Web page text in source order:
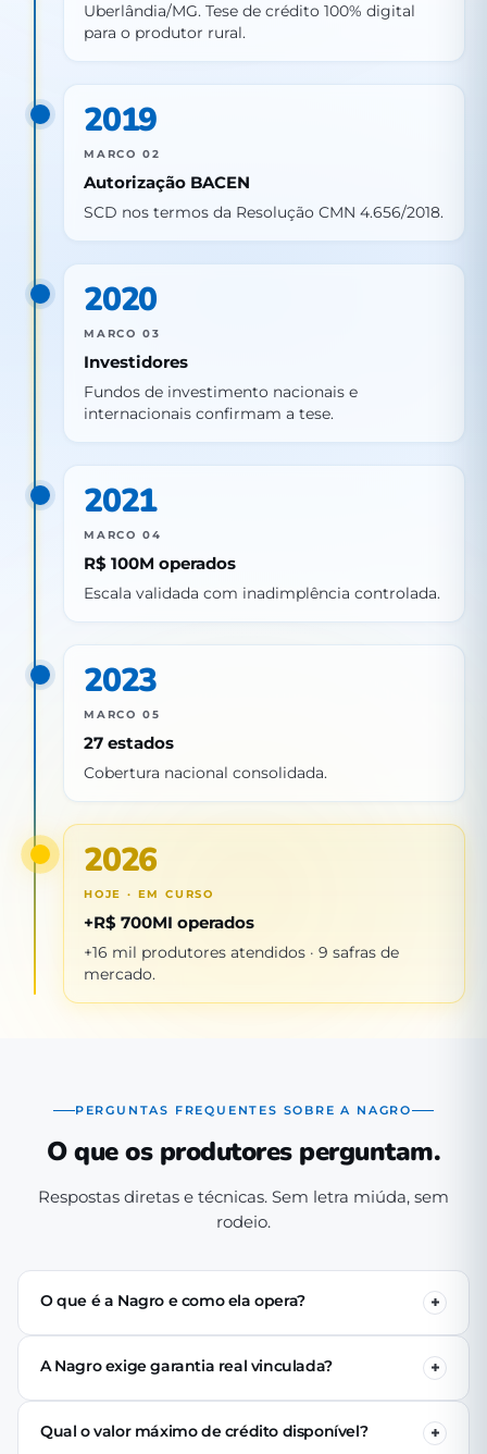
Uberlândia/MG. Tese de crédito 100% digital
para o produtor rural.
2019
MARCO 02
Autorização BACEN
SCD nos termos da Resolução CMN 4.656/2018.
2020
MARCO 03
Investidores
Fundos de investimento nacionais e
internacionais confirmam a tese.
2021
MARCO 04
R$ 100M operados
Escala validada com inadimplência controlada.
2023
MARCO 05
27 estados
Cobertura nacional consolidada.
2026
HOJE · EM CURSO
+R$ 700MI operados
+16 mil produtores atendidos · 9 safras de
mercado.
PERGUNTAS FREQUENTES SOBRE A NAGRO
O que os produtores perguntam.
Respostas diretas e técnicas. Sem letra miúda, sem
rodeio.
O que é a Nagro e como ela opera?
A Nagro é uma Sociedade de Crédito Direto (SCD)
autorizada pelo Banco Central, especializada em crédito
se cadastra pelo app, passa pela análise técnica de perfil
produtivo e (se aprovado) recebe o crédito via PIX em até
A Nagro exige garantia real vinculada?
Não. Nenhuma linha de crédito da Nagro exige penhor
de terra, rebanho ou maquinário. A análise é baseada no
perfil produtivo do tomador — histórico, capacidade de
Qual o valor máximo de crédito disponível?